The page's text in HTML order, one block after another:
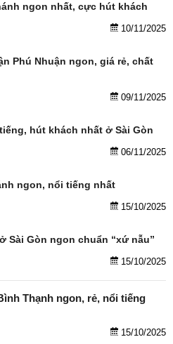
ngon nhất, cực hút khách
10/11/2025
Phú Nhuận ngon, giá rẻ, chất
09/11/2025
hút khách nhất ở Sài Gòn
06/11/2025
ngon, nổi tiếng nhất
15/10/2025
Sài Gòn ngon chuẩn “xứ nẫu”
15/10/2025
Thạnh ngon, rẻ, nổi tiếng
15/10/2025